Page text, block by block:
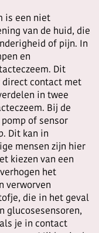
is een niet
van de huid, die
of pijn. In
en
Dit
direct contact met
in twee
Bij de
of sensor
Dit kan in
mensen zijn hier
kiezen van een
het
verworven
die in het geval
glucosesensoren,
je in contact